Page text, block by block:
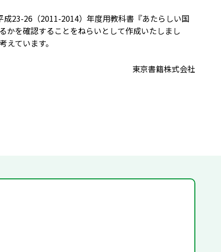
23-26（2011-2014）年度用教科書『あたらしい国
かを確認することをねらいとして作成いたしまし
ています。
東京書籍株式会社